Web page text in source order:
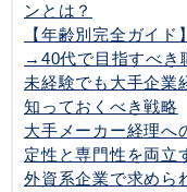
ンとは？
【年齢別完全ガイ
→40代で目指すべき
未経験でも大手企業
知っておくべき戦略
大手メーカー経理へ
定性と専門性を両立
外資系企業で求めら